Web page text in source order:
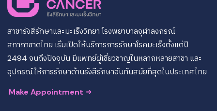
สาขารังสีรักษาและมะเร็งวิทยา โรงพยาบาลจุฬาลงกรณ์
สภากาชาดไทย เริ่มเปิดให้บริการการรักษาโรคมะเร็งตั้งแต่ปี
2494 จนถึงปัจจุบัน มีแพทย์ผู้เชี่ยวชาญในหลากหลายสาขา และ
อุปกรณ์ให้การรักษาด้านรังสีรักษาอันทันสมัยที่สุดในประเทศไทย
Make Appointment